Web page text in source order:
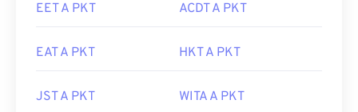
EET A PKT ACDT A PKT
EAT A PKT HKT A PKT
JST A PKT WITA A PKT